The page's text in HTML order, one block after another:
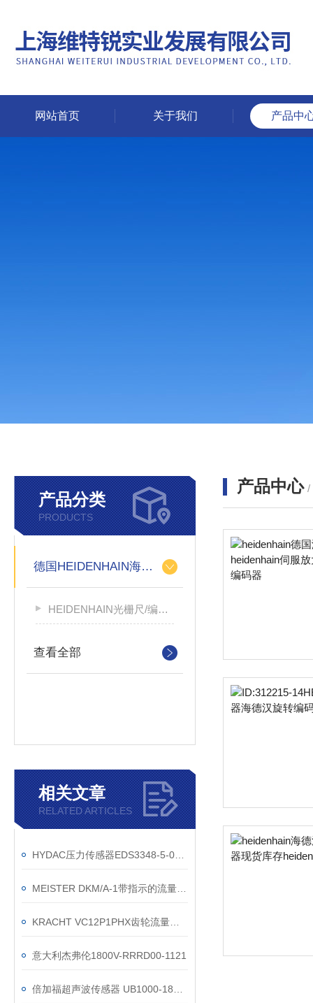
网站首页 关于我们 产品中
产品分类
PRODUCTS
德国HEIDENHAIN海德汉
HEIDENHAIN光栅尺/编码器
查看全部
相关文章
RELATED ARTICLES
意大利杰弗伦1800V-RRRD00-1121
产品中心 /